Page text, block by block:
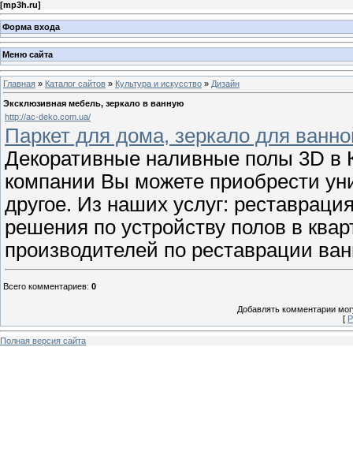
[mp3h.ru]
Форма входа
Меню сайта
Главная » Каталог сайтов » Культура и искусство » Дизайн
Эксклюзивная мебель, зеркало в ванную
http://ac-deko.com.ua/
Паркет для дома, зеркало для
Декоративные наливные полы 3D в
компании Вы можете приобрести
другое. Из наших услуг:
решения по устройству полов в
производителей по реставрации
Всего комментариев: 0
Добавлять комментарии
[
Полная версия сайта